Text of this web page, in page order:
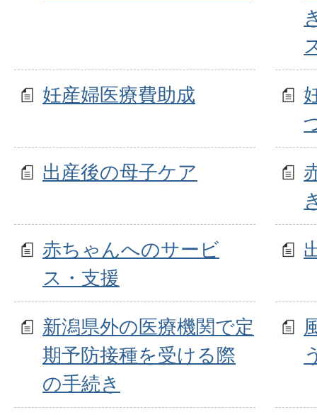
妊産婦医療費助成
出産後の母子ケア
赤ちゃんへのサービ
ス・支援
新潟県外の医療機関で定
期予防接種を受ける際
の手続き